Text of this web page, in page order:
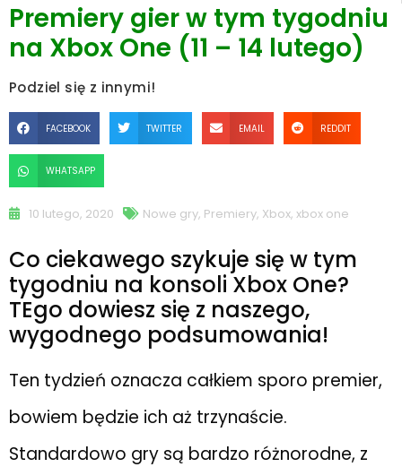
Premiery gier w tym tygodniu
na Xbox One (11 – 14 lutego)
Podziel się z innymi!
FACEBOOK TWITTER EMAIL REDDIT
WHATSAPP
10 lutego, 2020 Nowe gry, Premiery, Xbox, xbox one
Co ciekawego szykuje się w tym
tygodniu na konsoli Xbox One?
TEgo dowiesz się z naszego,
wygodnego podsumowania!
Ten tydzień oznacza całkiem sporo premier,
bowiem będzie ich aż trzynaście.
Standardowo gry są bardzo różnorodne, z